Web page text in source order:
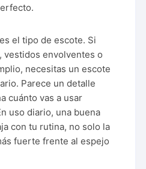
el tipo de escote. Si
vestidos envolventes o
necesitas un escote
Parece un detalle
cuánto vas a usar
uso diario, una buena
con tu rutina, no solo la
fuerte frente al espejo